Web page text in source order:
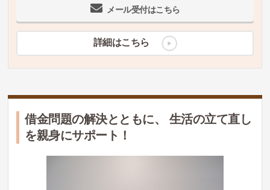
メール受付はこちら
詳細はこちら
借金問題の解決とともに、 生活の立て直し
を親身にサポート！